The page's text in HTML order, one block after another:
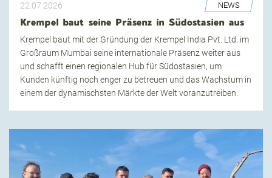
22.07.2026 NEWS
Krempel baut seine Präsenz in Südostasien aus
Krempel baut mit der Gründung der Krempel India Pvt. Ltd. im
Großraum Mumbai seine internationale Präsenz weiter aus
und schafft einen regionalen Hub für Südostasien, um
Kunden künftig noch enger zu betreuen und das Wachstum in
einem der dynamischsten Märkte der Welt voranzutreiben.